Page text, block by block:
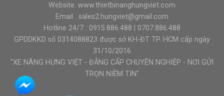
Website: www.thietbinanghungviet.com
Email : sales2.hungviet@gmail.com
Hotline 24/7 : 0915.886.488
0707.886.488
GPDDKKD số 0314088823 được sở KH-ĐT TP. HCM cấp ngày
31/10/2016
"XE NÂNG HƯNG VIỆT - ĐẲNG CẤP CHUYÊN NGHIỆP - NƠI GỬI
TRỌN NIỀM TIN"